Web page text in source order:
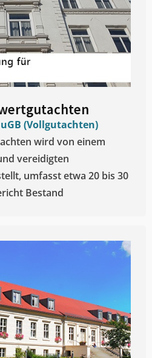
(Vollgutachten)
wird von einem
vereidigten
umfasst etwa 20 bis 30
Bestand